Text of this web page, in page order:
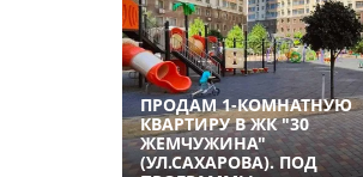
ПРОДАМ 1-КОМНАТНУЮ
КВАРТИРУ В ЖК "30
ЖЕМЧУЖИНА"
(УЛ.САХАРОВА). ПОД